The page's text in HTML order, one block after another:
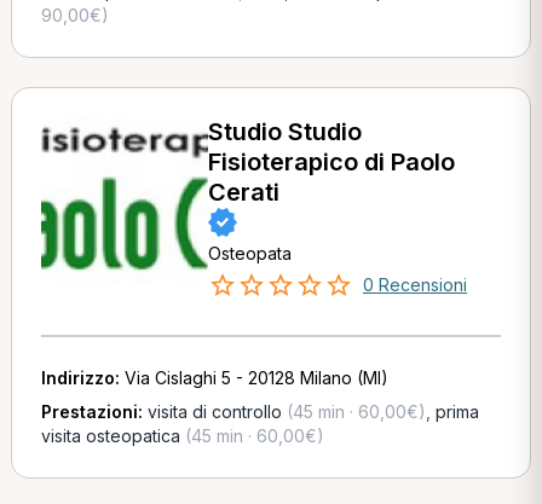
90,00€)
Studio Studio
Fisioterapico di Paolo
Cerati
Osteopata
0 Recensioni
Indirizzo: Via Cislaghi 5 - 20128 Milano (MI)
Prestazioni: visita di controllo (45 min · 60,00€) prima
visita osteopatica (45 min · 60,00€)